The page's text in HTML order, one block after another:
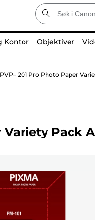
Kontor Objektiver
201 Pro Photo Paper
Pack